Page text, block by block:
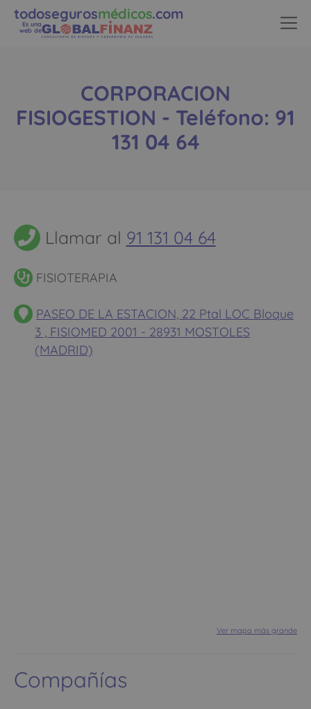
todosegurosmédicos.com
Es una
web de
CORPORACION
FISIOGESTION - Teléfono: 91
131 04 64
Llamar al 91 131 04 64
FISIOTERAPIA
PASEO DE LA ESTACION, 22 Ptal LOC Bloque
3 , FISIOMED 2001 - 28931 MOSTOLES
(MADRID)
Ver mapa más grande
Compañías